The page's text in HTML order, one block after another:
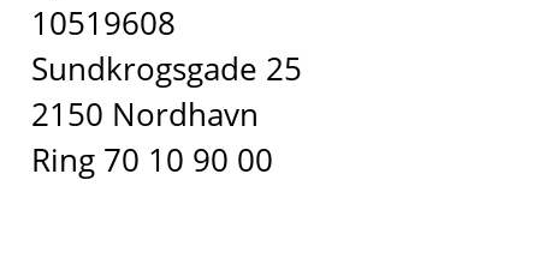
10519608
Sundkrogsgade 25
2150 Nordhavn
Ring 70 10 90 00